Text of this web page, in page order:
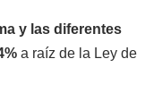
y las diferentes
a raíz de la Ley de